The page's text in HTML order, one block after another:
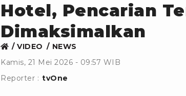
Hotel, Pencarian
Dimaksimalkan
VIDEO
NEWS
Kamis, 21 Mei 2026 - 09:57 WIB
Reporter : tvOne